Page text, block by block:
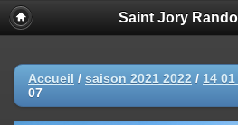
Saint Jory
Accueil / saison 2021 2022 / 14
07